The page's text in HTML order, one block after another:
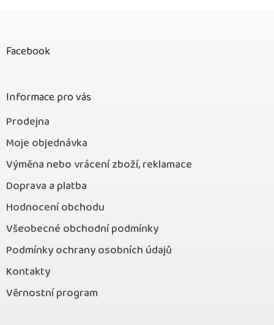
Facebook
Informace pro vás
Prodejna
Moje objednávka
Výměna nebo vrácení zboží, reklamace
Doprava a platba
Hodnocení obchodu
Všeobecné obchodní podmínky
Podmínky ochrany osobních údajů
Kontakty
Věrnostní program